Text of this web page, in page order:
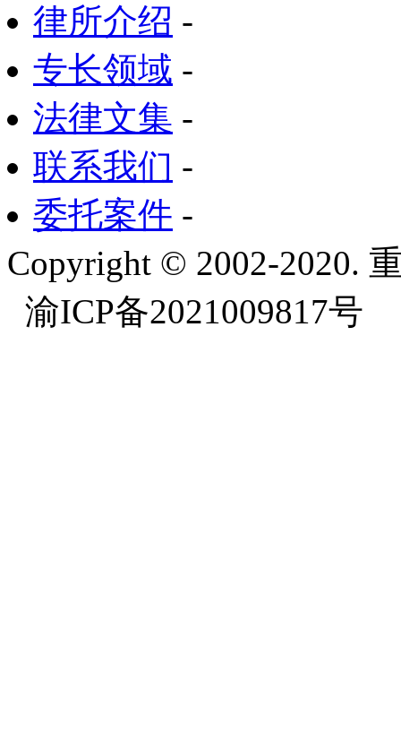
律所介绍 -
专长领域 -
法律文集 -
联系我们 -
委托案件 -
Copyright © 2002-2020.
渝ICP备2021009817号